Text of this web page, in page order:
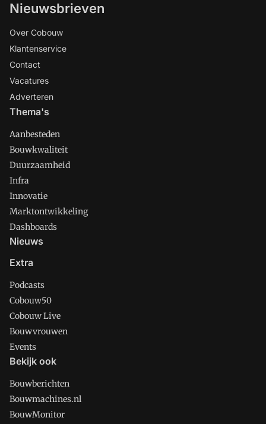
Nieuwsbrieven
Over Cobouw
Klantenservice
Contact
Vacatures
Adverteren
Thema's
Aanbesteden
Bouwkwaliteit
Duurzaamheid
Infra
Innovatie
Marktontwikkeling
Dashboards
Nieuws
Extra
Podcasts
Cobouw50
Cobouw Live
Bouwvrouwen
Events
Bekijk ook
Bouwberichten
Bouwmachines.nl
BouwMonitor